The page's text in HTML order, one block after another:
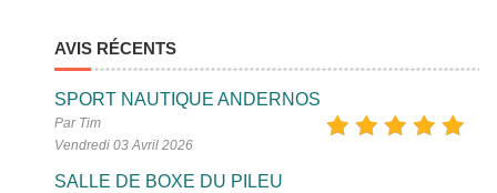
AVIS RÉCENTS
SPORT NAUTIQUE ANDERNOS
Par Tim
Vendredi 03 Avril 2026
SALLE DE BOXE DU PILEU